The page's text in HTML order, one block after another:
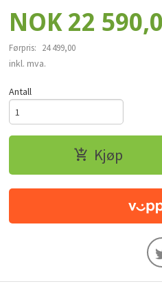
NextTilbud
NOK 22
Førpris: 24 499,00
Rabatt
inkl. mva.
Antall
Kjøp